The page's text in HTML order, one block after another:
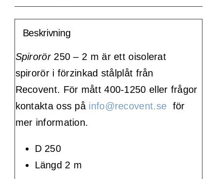
Beskrivning
Spirorör250 – 2 m är ett oisolerat
spirorör i förzinkad stålplåt från
Recovent. För mått 400-1250 eller frågor
kontakta oss på info@recovent.se för
mer information.
D 250
Längd 2 m